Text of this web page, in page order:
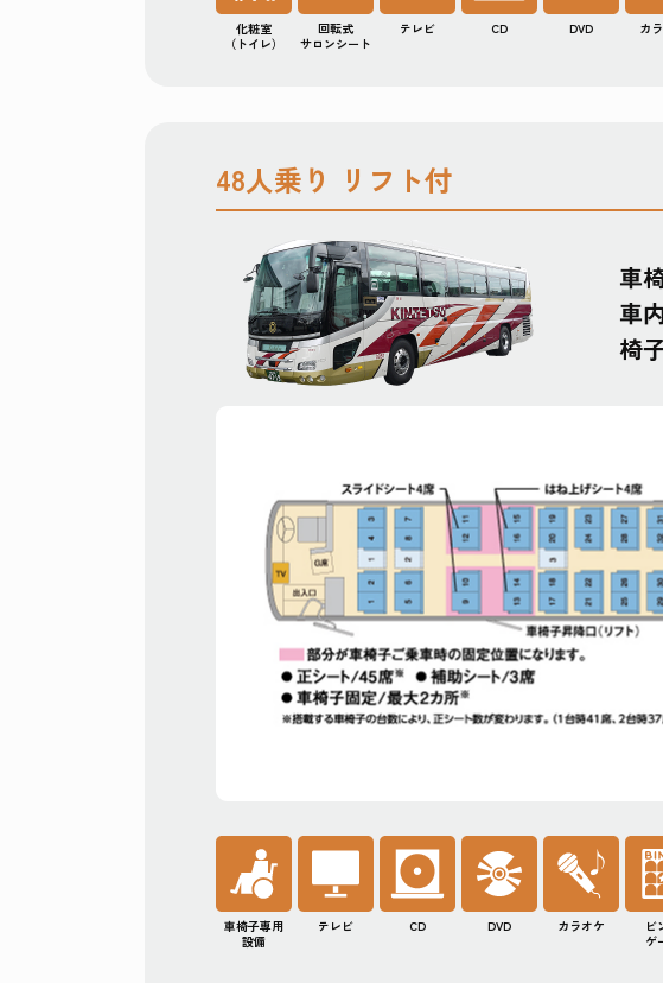
化粧室
（トイレ）
回転式
サロンシート
テレビ CD DVD カ
48人乗り リフト付
車
車
椅
専用シートと固定装置によ
車椅子専用
設備
テレビ CD DVD カラオケ
ビ
ゲ